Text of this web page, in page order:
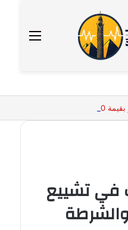
القائمة
في تشييع